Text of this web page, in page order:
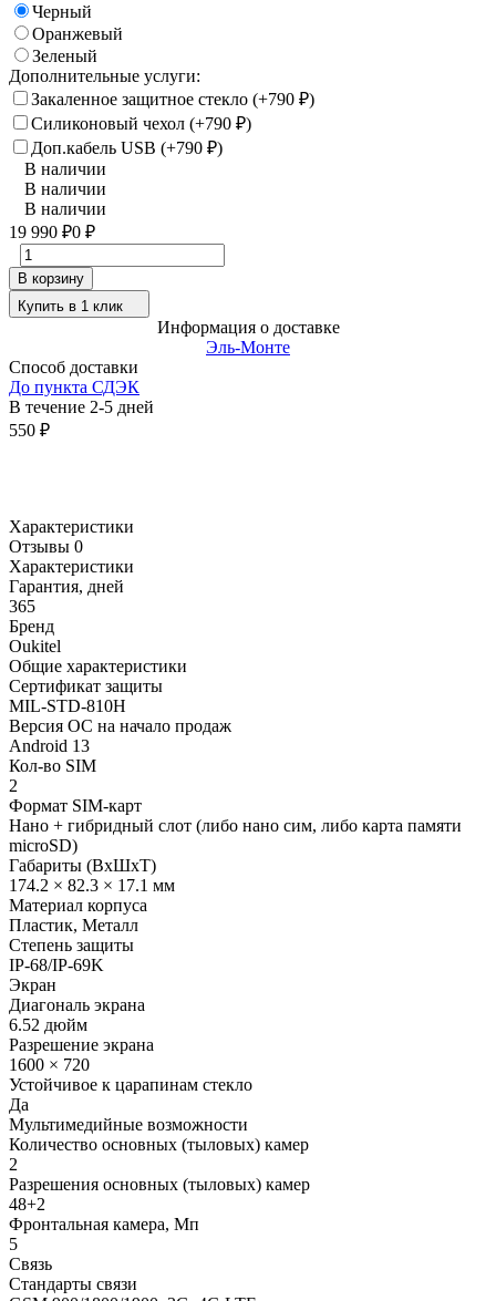
Черный
Оранжевый
Зеленый
Дополнительные услуги:
Закаленное защитное стекло (+790 ₽)
Силиконовый чехол (+790 ₽)
Доп.кабель USB (+790 ₽)
В наличии
В наличии
В наличии
19 990 ₽0 ₽
В корзину
Купить в 1 клик
Информация о доставке
Эль-Монте
Способ доставки
До пункта СДЭК
В течение 2-5 дней
550 ₽
Характеристики
Отзывы 0
Характеристики
Гарантия, дней
365
Бренд
Oukitel
Общие характеристики
Сертификат защиты
MIL-STD-810H
Версия ОС на начало продаж
Android 13
Кол-во SIM
2
Формат SIM-карт
Нано + гибридный слот (либо нано сим, либо карта памяти
microSD)
Габариты (ВxШxТ)
174.2 × 82.3 × 17.1 мм
Материал корпуса
Пластик, Металл
Степень защиты
IP-68/IP-69K
Экран
Диагональ экрана
6.52 дюйм
Разрешение экрана
1600 × 720
Устойчивое к царапинам стекло
Да
Мультимедийные возможности
Количество основных (тыловых) камер
2
Разрешения основных (тыловых) камер
48+2
Фронтальная камера, Мп
5
Связь
Стандарты связи